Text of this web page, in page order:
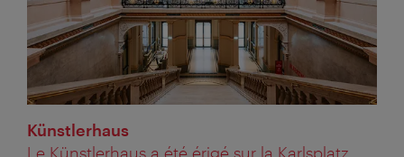
Künstlerhaus
Le Künstlerhaus a été érigé sur la Karlsplatz